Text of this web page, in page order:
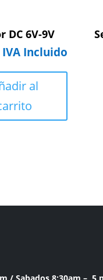
DC 6V-9V
IVA Incluido
al